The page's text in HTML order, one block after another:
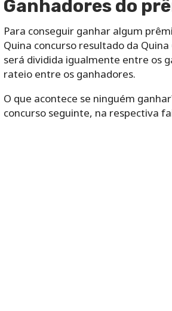
Ganhadores do
Para conseguir ganhar algum
Quina concurso resultado da
será dividida igualmente entre os
rateio entre os ganhadores.
O que acontece se ninguém
concurso seguinte, na respectiva